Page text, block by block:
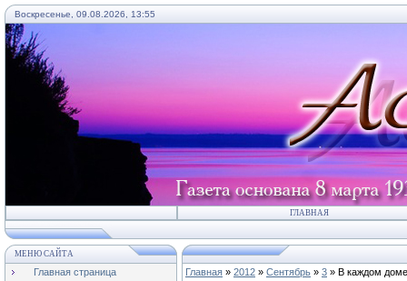
Воскресенье, 09.08.2026, 13:55
ГЛАВНАЯ
МЕНЮ САЙТА
Главная страница
Главная » 2012 » Сентябрь » 3 » В каждом